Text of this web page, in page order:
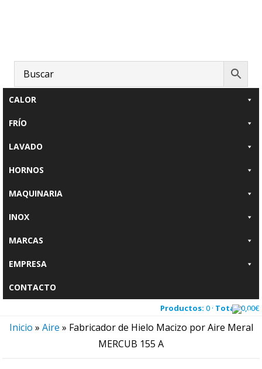
página
CALOR
FRÍO
LAVADO
HORNOS
MAQUINARIA
INOX
MARCAS
EMPRESA
CONTACTO
Productos: 0 · Total:0,00€
Inicio » Aire » Fabricador de Hielo Macizo por Aire Meral
MERCUB 155 A